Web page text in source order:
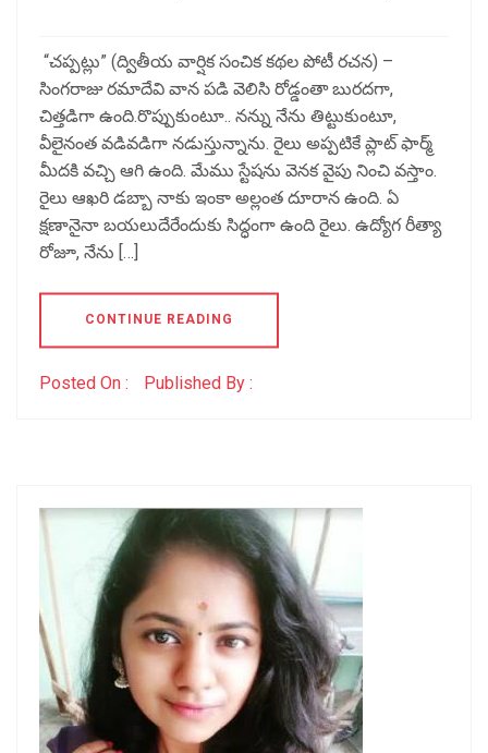
“చప్పట్లు” (ద్వితీయ వార్షిక సంచిక కథల పోటీ రచన) –
సింగరాజు రమాదేవి వాన పడి వెలిసి రోడ్డంతా బురదగా,
చిత్తడిగా ఉంది.రొప్పుకుంటూ.. నన్ను నేను తిట్టుకుంటూ,
వీలైనంత వడివడిగా నడుస్తున్నాను. రైలు అప్పటికే ప్లాట్ ఫార్మ్
మీదకి వచ్చి ఆగి ఉంది. మేము స్టేషను వెనక వైపు నించి వస్తాం.
రైలు ఆఖరి డబ్బా నాకు ఇంకా అల్లంత దూరాన ఉంది. ఏ
క్షణానైనా బయలుదేరేందుకు సిద్ధంగా ఉంది రైలు. ఉద్యోగ రీత్యా
రోజూ, నేను […]
CONTINUE READING
Posted On : Published By :